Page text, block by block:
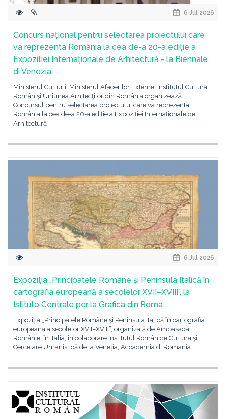
6 Jul 2026
Concurs național pentru selectarea proiectului care
va reprezenta România la cea de-a 20-a ediție a
Expoziției Internaționale de Arhitectură - la Biennale
di Venezia
Ministerul Culturii, Ministerul Afacerilor Externe, Institutul Cultural
Român şi Uniunea Arhitecţilor din România organizează
Concursul pentru selectarea proiectului care va reprezenta
România la cea de-a 20-a ediție a Expoziției Internaționale de
Arhitectură
6 Jul 2026
Expoziţia „Principatele Române şi Peninsula Italică în
cartografia europeană a secolelor XVII–XVIII”, la
Istituto Centrale per la Grafica din Roma
Expoziţia „Principatele Române şi Peninsula Italică în cartografia
europeană a secolelor XVII–XVIII”, organizată de Ambasada
României în Italia, în colaborare Institutul Român de Cultură şi
Cercetare Umanistică de la Veneţia, Accademia di Romania